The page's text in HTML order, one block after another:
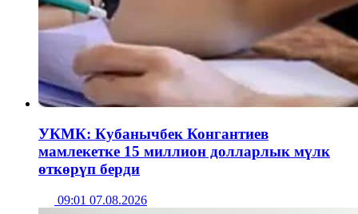
УКМК: Кубанычбек Конгантиев
мамлекетке 15 миллион долларлык мүлк
өткөрүп берди
09:01 07.08.2026